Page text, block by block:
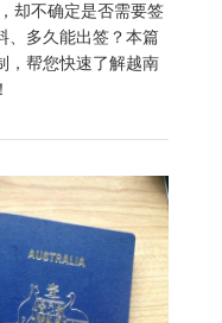
却不确定是否需要签
、多久能出签？本篇
，帮您快速了解越南